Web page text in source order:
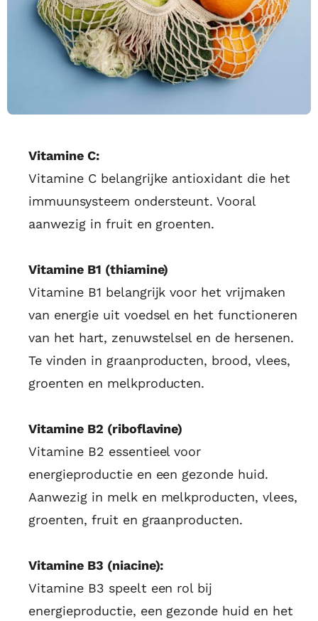
Vitamine C:
Vitamine C belangrijke antioxidant die het
immuunsysteem ondersteunt. Vooral
aanwezig in fruit en groenten.
Vitamine B1 (thiamine)
Vitamine B1 belangrijk voor het vrijmaken
van energie uit voedsel en het functioneren
van het hart, zenuwstelsel en de hersenen.
Te vinden in graanproducten, brood, vlees,
groenten en melkproducten.
Vitamine B2 (riboflavine)
Vitamine B2 essentieel voor
energieproductie en een gezonde huid.
Aanwezig in melk en melkproducten, vlees,
groenten, fruit en graanproducten.
Vitamine B3 (niacine):
Vitamine B3 speelt een rol bij
energieproductie, een gezonde huid en het